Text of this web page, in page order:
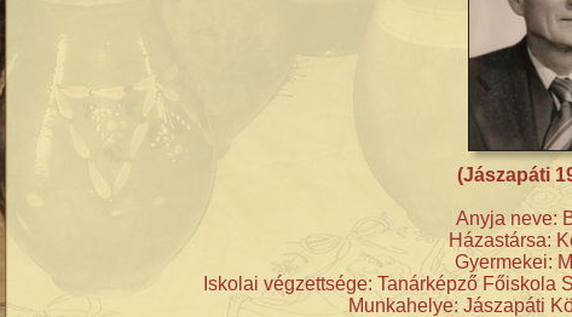
(Jászapáti
Anyja neve:
Házastársa:
Gyermekei:
Iskolai végzettsége: Tanárképző Főiskola
Munkahelye: Jászapáti